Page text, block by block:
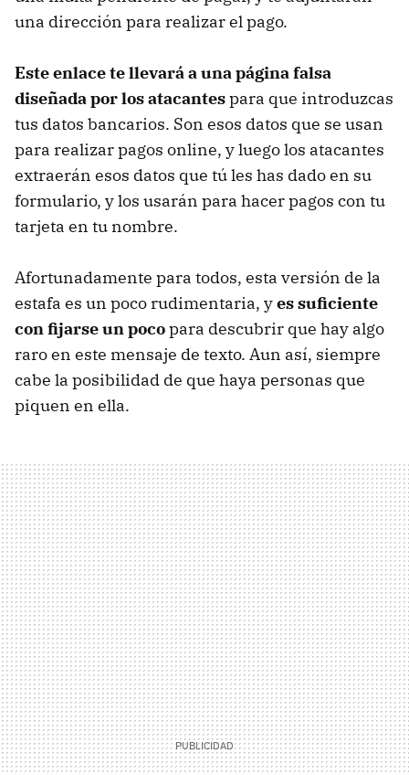
una dirección para realizar el pago.
Este enlace te llevará a una página falsa
diseñada por los atacantespara que introduzcas
tus datos bancarios. Son esos datos que se usan
para realizar pagos online, y luego los atacantes
extraerán esos datos que tú les has dado en su
formulario, y los usarán para hacer pagos con tu
tarjeta en tu nombre.
Afortunadamente para todos, esta versión de la
estafa es un poco rudimentaria, yes suficiente
con fijarse un pocopara descubrir que hay algo
raro en este mensaje de texto. Aun así, siempre
cabe la posibilidad de que haya personas que
piquen en ella.